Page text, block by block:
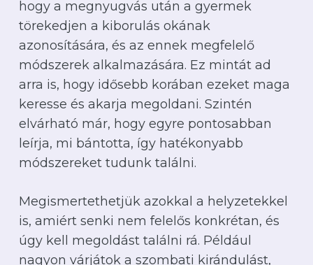
hogy a megnyugvás után a gyermek
törekedjen a kiborulás okának
azonosítására, és az ennek megfelelő
módszerek alkalmazására. Ez mintát ad
arra is, hogy idősebb korában ezeket maga
keresse és akarja megoldani. Szintén
elvárható már, hogy egyre pontosabban
leírja, mi bántotta, így hatékonyabb
módszereket tudunk találni.
Megismertethetjük azokkal a helyzetekkel
is, amiért senki nem felelős konkrétan, és
úgy kell megoldást találni rá. Például
nagyon várjátok a szombati kirándulást,